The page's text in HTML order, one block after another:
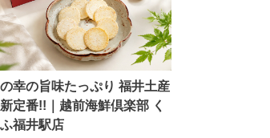
幸の旨味たっぷり 福井土産
定番!!｜越前海鮮倶楽部 く
福井駅店